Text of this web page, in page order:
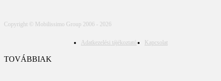
Copyright © Mobilissimo Group 2006 - 2026
Adatkezelési tájékoztató Kapcsolat
TOVÁBBIAK